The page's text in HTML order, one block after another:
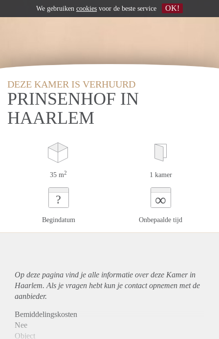
DEZE KAMER IS VERHUURD
PRINSENHOF IN
HAARLEM
35 m2 1 kamer
?
Begindatum
∞
Onbepaalde tijd
Op deze pagina vind je alle informatie over deze Kamer in
Haarlem. Als je vragen hebt kun je contact opnemen met de
aanbieder.
Bemiddelingskosten
Nee
Object
We gebruiken cookies voor de beste service OK!